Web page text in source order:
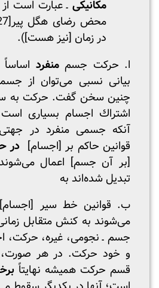
مکانیکی ـ عبارت است
محض رضای هگل پیر[27]
در زمان [نیز هست]).
ا. حرکت جسممنفرد اساساً
بیانی نسبی می‌توان از
چنین سخن گفت. حرکت به
اشتراك اجسام بسیاری
آنکه جسمی منفرد در جهتی
قوانین حاکم بر [اجسام] در
[بر آن جسم] اعمال
تبدیل شده‌اند به
ب. قوانین خط سیر [اجسام]
می‌شوند به کنش متقابل
جسم ـ نجومی، غیره، حرکت،
و خود حرکت. در هر صورت،
قسم حرکت همیشه نهایتاً